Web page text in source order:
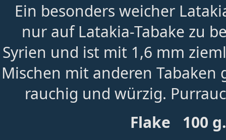
Ein besonders weicher
nur auf Latakia-Tabake zu
Syrien und ist mit 1,6 mm
Mischen mit anderen
rauchig und würzig.
Flake 100